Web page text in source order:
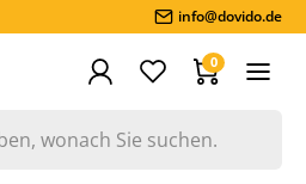
info@dovido.de
0